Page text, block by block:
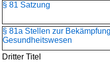
§ 81 Satzung
§ 81a Stellen zur
Gesundheitswesen
Dritter Titel